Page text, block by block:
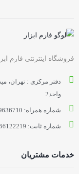
فروشگاه اینترنتی فارم
واحد2
شماره همراه: 09129636710
شماره ثابت: 02166122219
خدمات مشتریان